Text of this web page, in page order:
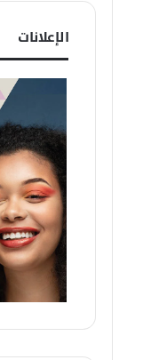
الإعلانات